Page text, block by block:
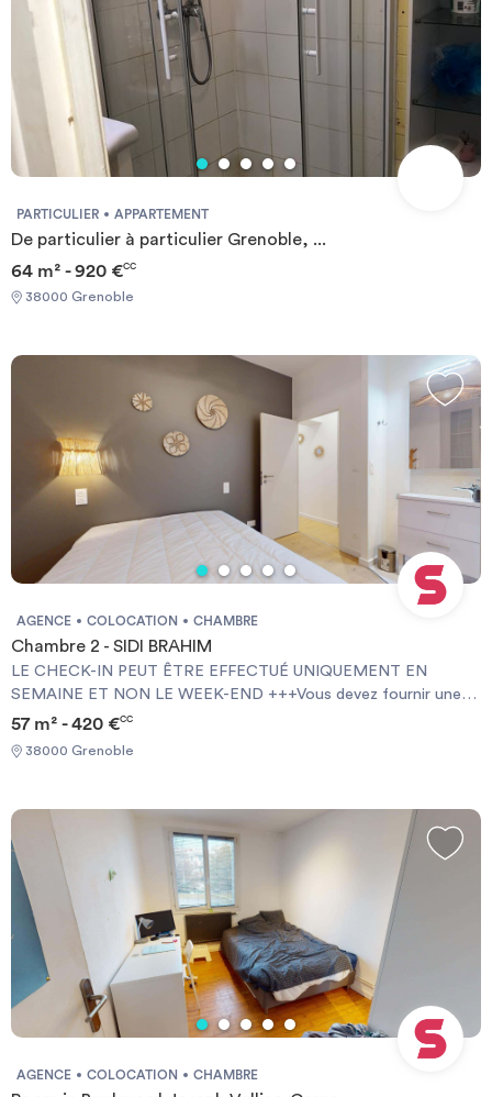
PARTICULIER APPARTEMENT
De particulier à particulier Grenoble, ...
64 m² - 920 €CC
38000 Grenoble
AGENCE COLOCATION CHAMBRE
Chambre 2 - SIDI BRAHIM
LE CHECK-IN PEUT ÊTRE EFFECTUÉ UNIQUEMENT EN
SEMAINE ET NON LE WEEK-END +++Vous devez fournir une
Garantie Visale obligatoirement et une assurance habitation+++
[ENG] CHECK-IN CAN ONLY BE DONE ON WEEKDAYS AND
NOT AT WEEKENDS +++You must provide a Visale Guarantee
57 m² - 420 €CC
38000 Grenoble
AGENCE COLOCATION CHAMBRE